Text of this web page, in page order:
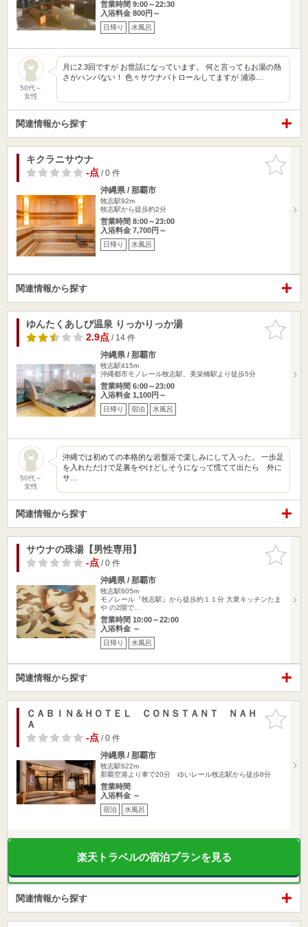
営業時間 9:00～22:30
入浴料金 800円～
日帰り 水風呂
50代～
女性
月に2.3回ですが お世話になっています。 何と言ってもお湯の熱
さがハンパない！ 色々サウナパトロールしてますが 浦添…
関連情報から探す
お気に入
りに追加
キクラニサウナ
-点/ 0 件
沖縄県 / 那覇市
牧志駅92m
牧志駅から徒歩約2分
営業時間 8:00～23:00
入浴料金 7,700円～
日帰り 水風呂
関連情報から探す
お気に入
りに追加
ゆんたくあしび温泉 りっかりっか湯
2.9点/ 14 件
沖縄県 / 那覇市
牧志駅415m
沖縄都市モノレール牧志駅、美栄橋駅より徒歩5分
営業時間 6:00～23:00
入浴料金 1,100円～
日帰り 宿泊 水風呂
50代～
女性
沖縄では初めての本格的な岩盤浴で楽しみにして入った。 一歩足
を入れただけで足裏をやけどしそうになって慌てて出たら 外に
サ…
関連情報から探す
お気に入
りに追加
サウナの珠湯【男性専用】
-点/ 0 件
沖縄県 / 那覇市
牧志駅605m
モノレール『牧志駅』から徒歩約１１分 大衆キッチンたま
や の2階で…
営業時間 10:00～22:00
入浴料金 ～
日帰り 水風呂
関連情報から探す
お気に入
りに追加
ＣＡＢＩＮ＆ＨＯＴＥＬ ＣＯＮＳＴＡＮＴ ＮＡＨ
Ａ
-点/ 0 件
沖縄県 / 那覇市
牧志駅622m
那覇空港より車で20分 ゆいレール牧志駅から徒歩8分
営業時間
入浴料金 ～
宿泊 水風呂
楽天トラベルの宿泊プランを見る
関連情報から探す